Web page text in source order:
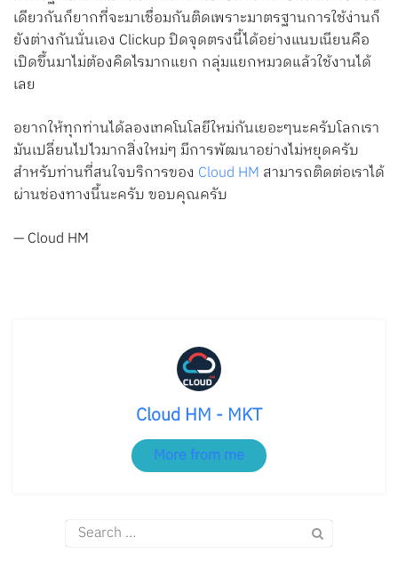
เดียวกันก็ยากที่จะมาเชื่อมกันติดเพราะมาตรฐานการใช้ง่านก็
ยังต่างกันนั่นเอง Clickup ปิดจุดตรงนี้ได้อย่างแนบเนียนคือ
เปิดขึ้นมาไม่ต้องคิดไรมากแยก กลุ่มแยกหมวดแล้วใช้งานได้
เลย
อยากให้ทุกท่านได้ลองเทคโนโลยีใหม่กันเยอะๆนะครับโลกเรา
มันเปลี่ยนไปไวมากสิ่งใหม่ๆ มีการพัฒนาอย่างไม่หยุดครับ
สำหรับท่านที่สนใจบริการของ Cloud HM สามารถติดต่อเราได้
ผ่านช่องทางนี้นะครับ ขอบคุณครับ
— Cloud HM
Cloud HM - MKT
More from me
Search
for: